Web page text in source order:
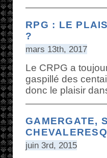
RPG : LE
?
mars 13th, 2017
Le CRPG a
gaspillé des
donc le plaisir
GAMERGATE,
juin 3rd, 2015